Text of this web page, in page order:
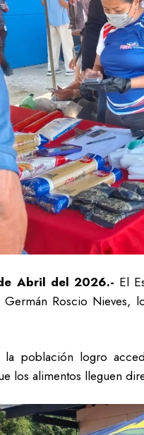
Abril del 2026.- El
Germán Roscio Nieves,
la población logro
los alimentos lleguen